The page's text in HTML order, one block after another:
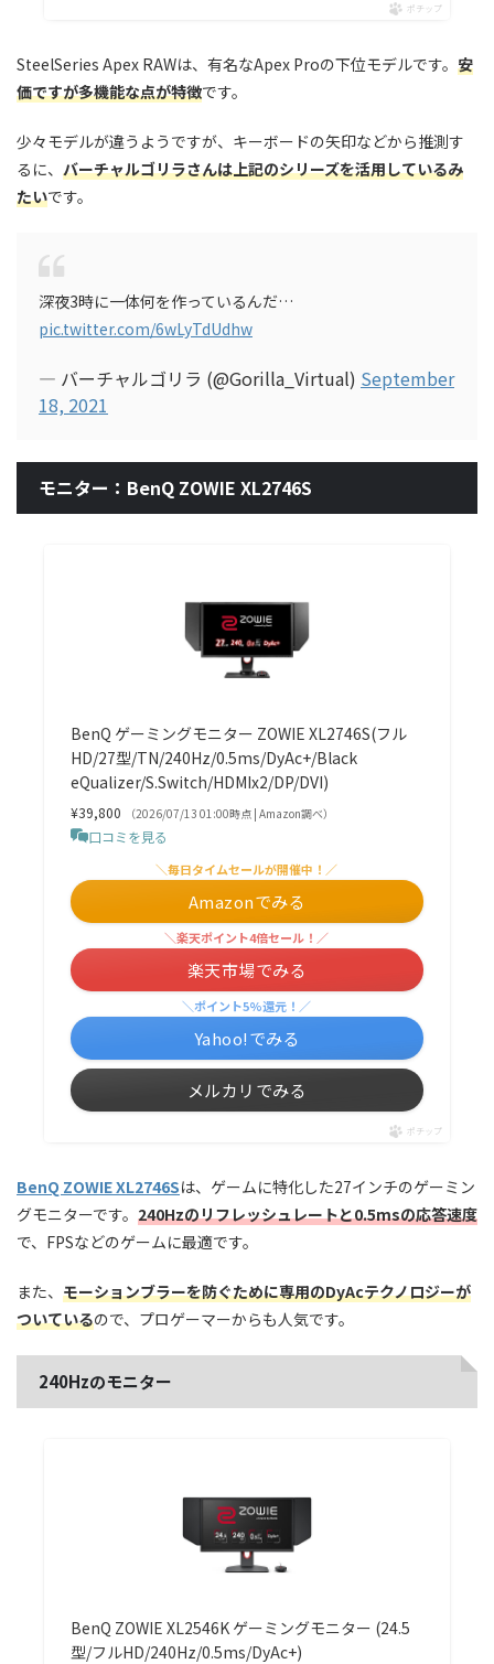
ポチップ
SteelSeries Apex RAWは、有名なApex Proの下位モデルです。 安
価ですが多機能な点が特徴です。
少々モデルが違うようですが、キーボードの矢印などから推測す
るに、 バーチャルゴリラさんは上記のシリーズを活用しているみ
たいです。
深夜3時に一体何を作っているんだ…
pic.twitter.com/6wLyTdUdhw
— バーチャルゴリラ (@Gorilla_Virtual) September
18, 2021
モニター：BenQ ZOWIE XL2746S
BenQ ゲーミングモニター ZOWIE XL2746S(フル
HD/27型/TN/240Hz/0.5ms/DyAc+/Black
eQualizer/S.Switch/HDMIx2/DP/DVI)
¥39,800 （2026/07/13 01:00時点 | Amazon調べ）
口コミを見る
＼毎日タイムセールが開催中！／
Amazonでみる
＼楽天ポイント4倍セール！／
楽天市場でみる
＼ポイント5%還元！／
Yahoo!でみる
メルカリでみる
ポチップ
BenQ ZOWIE XL2746Sは、ゲームに特化した27インチのゲーミン
グモニターです。 240Hzのリフレッシュレートと0.5msの応答速度
で、FPSなどのゲームに最適です。
また、 モーションブラーを防ぐために専用のDyAcテクノロジーが
ついているので、プロゲーマーからも人気です。
240Hzのモニター
BenQ ZOWIE XL2546K ゲーミングモニター (24.5
型/フルHD/240Hz/0.5ms/DyAc+)